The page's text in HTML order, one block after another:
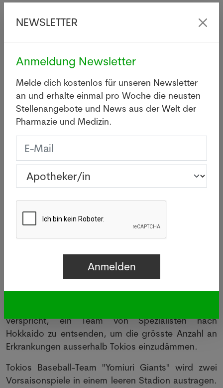
wegen Befürchtungen einer Ausbreitung des
Dienstag mit. "Zwar gibt es unter den Einwohnern
aber die globale Lage ändert sich rasch und wir
müssen die Vorsorge verstärken", sagte
Bürgermeisterin London Breed.
Per Notstandserklärung können im Ernstfall rasch
Gelder und andere Hilfsmittel mobilisiert werden. In
Kalifornien wird bei Naturkatastrophen wie
Waldbränden oder Erdbeben oft der Notstand
ausgerufen, um Soforthilfe besser zu koordinieren.
Das Schulamt in Japans nördlicher Präfektur
zufolge ab Donnerstag alle öffentlichen Grund- und
Mittelschulen für einige Tage schliessen. In der
Region sind bisher 35 mit dem Virus infizierte
Personen bestätigt, darunter Schüler, Lehrer und
verspricht, ein Team von Spezialisten nach
Hokkaido zu entsenden, um die grösste Anzahl an
Erkrankungen ausserhalb Tokios einzudämmen.
Tokios Baseball-Team "Yomiuri Giants" wird zwei
Vorsaisonspiele in einem leeren Stadion austragen.
NEWSLETTER
Anmeldung Newsletter
Melde dich kostenlos für unseren Newsletter
an und erhalte einmal pro Woche die neusten
Stellenangebote und News aus der Welt der
Pharmazie und Medizin.